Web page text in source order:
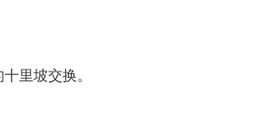
里坡交换。